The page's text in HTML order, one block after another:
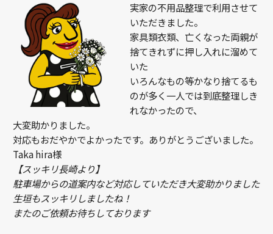
実家の不用品整理で利用させて
いただきました。
家具類衣類、亡くなった両親が
捨てきれずに押し入れに溜めて
いた
いろんなもの等かなり捨てるも
のが多く一人では到底整理しき
れなかったので、
大変助かりました。
対応もおだやかでよかったです。ありがとうございました。
Taka hira様
【スッキリ長崎より】
駐車場からの道案内など対応していただき大変助かりました
生垣もスッキリしましたね！
またのご依頼お待ちしております